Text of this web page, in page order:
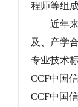
程师等组成
近年
及、产学
专业技术
CCF中国
CCF中国